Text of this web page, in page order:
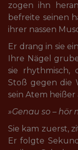
zogen ihn
befreite seinen
ihrer nassen
Er drang in sie
Ihre Nägel
sie rhythmisch,
Stoß gegen die
sein Atem heißer
»Genau so – hör
Sie kam zuerst,
Er folgte